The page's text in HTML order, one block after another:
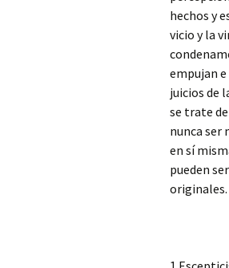
hechos y
vicio y la
empujan
juicios de
se trate
nunca ser
en sí
pueden
originales.